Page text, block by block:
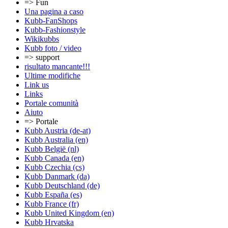
=> Fun
Una pagina a caso
Kubb-FanShops
Kubb-Fashionstyle
Wikikubbs
Kubb foto / video
=> support
risultato mancante!!!
Ultime modifiche
Link us
Links
Portale comunità
Aiuto
=> Portale
Kubb Austria (de-at)
Kubb Australia (en)
Kubb België (nl)
Kubb Canada (en)
Kubb Czechia (cs)
Kubb Danmark (da)
Kubb Deutschland (de)
Kubb España (es)
Kubb France (fr)
Kubb United Kingdom (en)
Kubb Hrvatska